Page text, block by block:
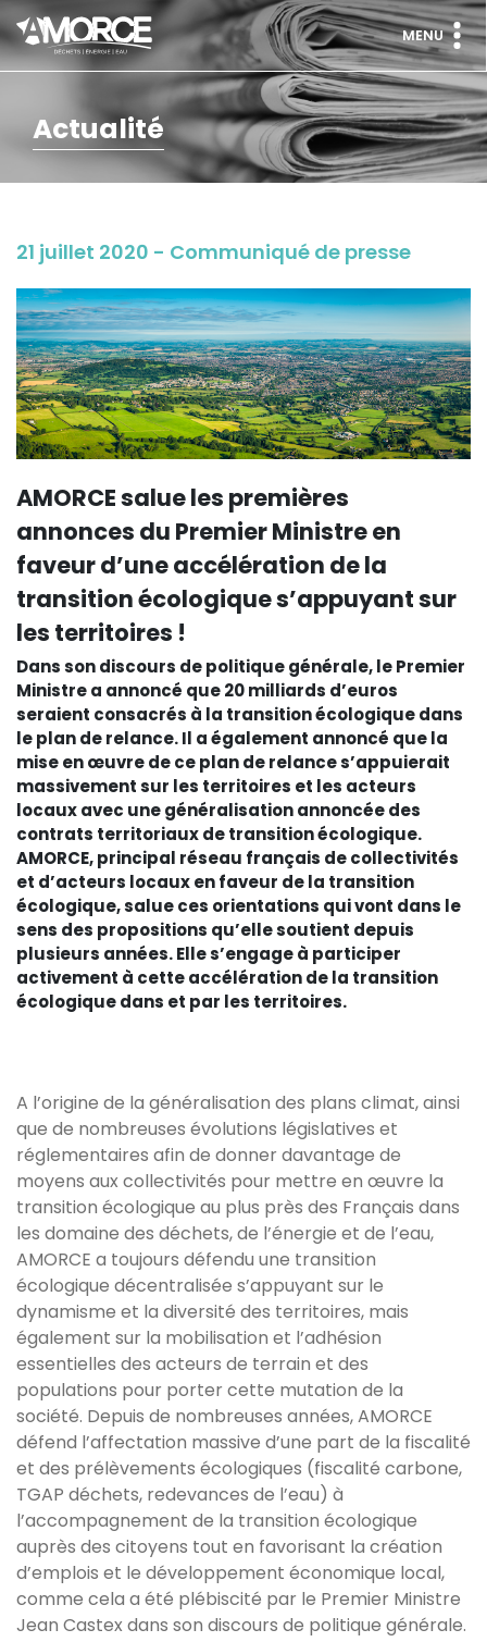
MENU
Actualité
21 juillet 2020 - Communiqué de presse
AMORCE salue les premières
annonces du Premier Ministre en
faveur d’une accélération de la
transition écologique s’appuyant sur
les territoires !
Dans son discours de politique générale, le Premier
Ministre a annoncé que 20 milliards d’euros
seraient consacrés à la transition écologique dans
le plan de relance. Il a également annoncé que la
mise en œuvre de ce plan de relance s’appuierait
massivement sur les territoires et les acteurs
locaux avec une généralisation annoncée des
contrats territoriaux de transition écologique.
AMORCE, principal réseau français de collectivités
et d’acteurs locaux en faveur de la transition
écologique, salue ces orientations qui vont dans le
sens des propositions qu’elle soutient depuis
plusieurs années. Elle s’engage à participer
activement à cette accélération de la transition
écologique dans et par les territoires.
A l’origine de la généralisation des plans climat, ainsi
que de nombreuses évolutions législatives et
réglementaires afin de donner davantage de
moyens aux collectivités pour mettre en œuvre la
transition écologique au plus près des Français dans
les domaine des déchets, de l’énergie et de l’eau,
AMORCE a toujours défendu une transition
écologique décentralisée s’appuyant sur le
dynamisme et la diversité des territoires, mais
également sur la mobilisation et l’adhésion
essentielles des acteurs de terrain et des
populations pour porter cette mutation de la
société. Depuis de nombreuses années, AMORCE
défend l’affectation massive d’une part de la fiscalité
et des prélèvements écologiques (fiscalité carbone,
TGAP déchets, redevances de l’eau) à
l’accompagnement de la transition écologique
auprès des citoyens tout en favorisant la création
d’emplois et le développement économique local,
comme cela a été plébiscité par le Premier Ministre
Jean Castex dans son discours de politique générale.